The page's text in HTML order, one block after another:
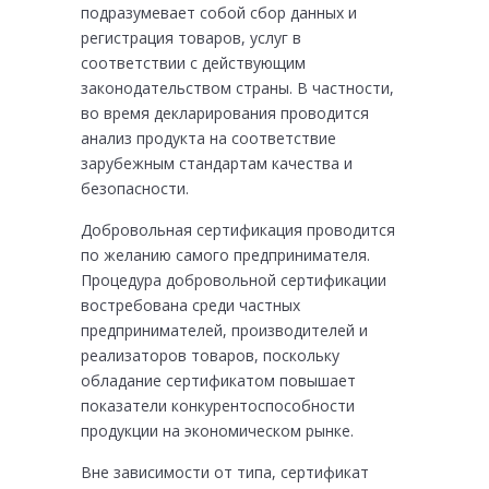
подразумевает собой сбор данных и
регистрация товаров, услуг в
соответствии с действующим
законодательством страны. В частности,
во время декларирования проводится
анализ продукта на соответствие
зарубежным стандартам качества и
безопасности.
Добровольная сертификация проводится
по желанию самого предпринимателя.
Процедура добровольной сертификации
востребована среди частных
предпринимателей, производителей и
реализаторов товаров, поскольку
обладание сертификатом повышает
показатели конкурентоспособности
продукции на экономическом рынке.
Вне зависимости от типа, сертификат